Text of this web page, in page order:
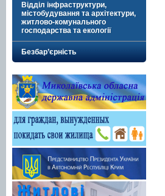
Відділ інфраструктури,
містобудування та архітектури,
житлово-комунального
господарства та екології
Безбар’єрність